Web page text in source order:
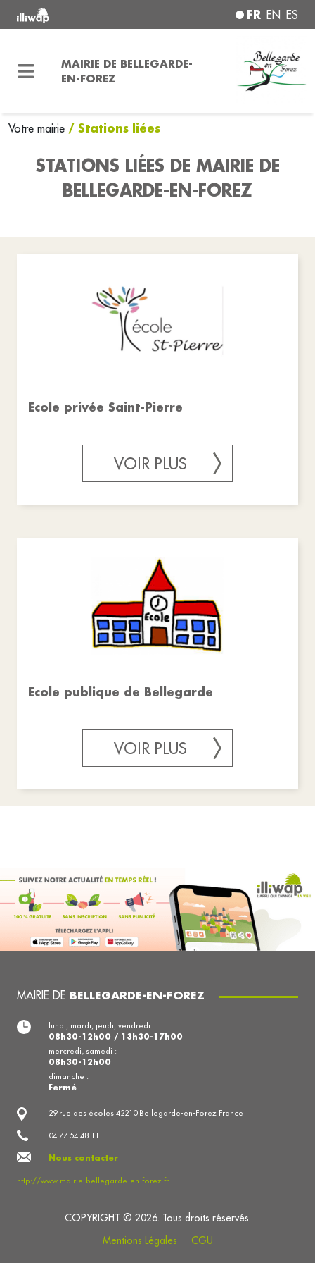
FR EN ES
MAIRIE DE BELLEGARDE-
EN-FOREZ
Votre mairie / Stations liées
STATIONS LIÉES DE MAIRIE DE
BELLEGARDE-EN-FOREZ
Ecole privée Saint-Pierre
VOIR PLUS
Ecole publique de Bellegarde
VOIR PLUS
MAIRIE DE BELLEGARDE-EN-FOREZ
29 rue des écoles 42210 Bellegarde-en-Forez France
04 77 54 48 11
Nous contacter
http://www.mairie-bellegarde-en-forez.fr
lundi, mardi, jeudi, vendredi :
08h30-12h00 / 13h30-17h00
mercredi, samedi :
08h30-12h00
dimanche :
Fermé
COPYRIGHT © 2026. Tous droits réservés.
Mentions Légales
CGU